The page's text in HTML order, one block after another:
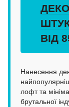
ВІД
Нанесення
лофт та
брутальної